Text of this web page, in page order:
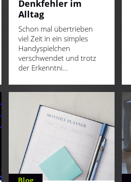
Denkfehler im
Alltag
Schon mal übertrieben
viel Zeit in ein simples
Handyspielchen
verschwendet und trotz
der Erkenntni...